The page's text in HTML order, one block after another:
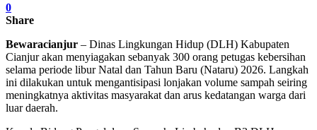
0
Share
Bewaracianjur – Dinas Lingkungan Hidup (DLH) Kabupaten
Cianjur akan menyiagakan sebanyak 300 orang petugas kebersihan
selama periode libur Natal dan Tahun Baru (Nataru) 2026. Langkah
ini dilakukan untuk mengantisipasi lonjakan volume sampah seiring
meningkatnya aktivitas masyarakat dan arus kedatangan warga dari
luar daerah.